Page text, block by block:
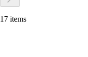
17 items